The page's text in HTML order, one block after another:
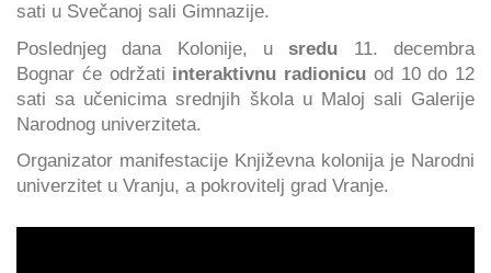
sati u Svečanoj sali Gimnazije.
Poslednjeg dana Kolonije, u sredu 11. decembra
Bognar će održati interaktivnu radionicu od 10 do 12
sati sa učenicima srednjih škola u Maloj sali Galerije
Narodnog univerziteta.
Organizator manifestacije Književna kolonija je Narodni
univerzitet u Vranju, a pokrovitelj grad Vranje.